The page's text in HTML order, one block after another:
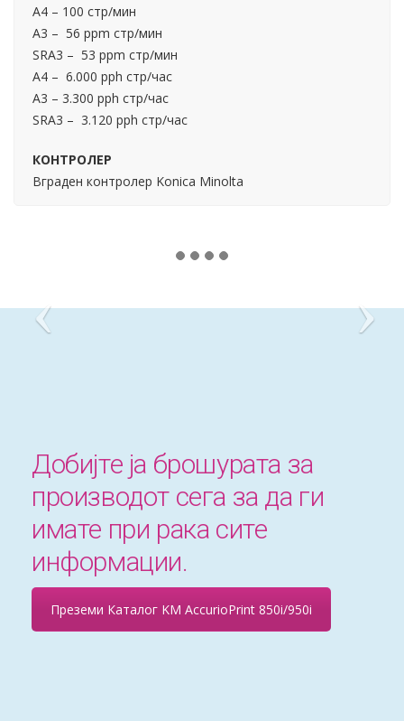
А4 – 100 стр/мин
А3 – 56 ppm стр/мин
SRA3 – 53 ppm стр/мин
А4 – 6.000 pph стр/час
А3 – 3.300 pph стр/час
SRA3 – 3.120 pph стр/час
КОНТРОЛЕР
Вграден контролер Konica Minolta
Добијте ја брошурата за
производот сега за да ги
имате при рака сите
информации.
Преземи Каталог KM AccurioPrint 850i/950i